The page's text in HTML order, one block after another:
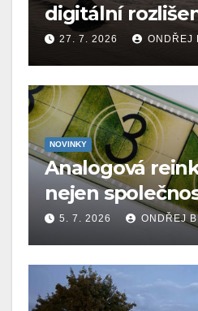
digitální
27. 7. 2026 ONDŘEJ
NOVINKY
Analogová
nejen
5. 7. 2026 ONDŘEJ